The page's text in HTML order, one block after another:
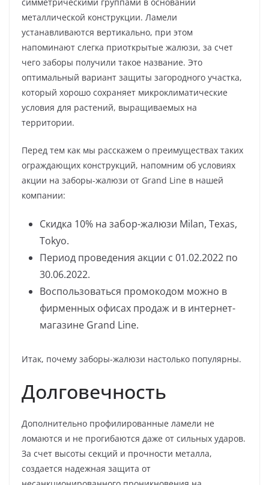
металлической конструкции. Ламели
устанавливаются вертикально, при этом
напоминают слегка приоткрытые жалюзи, за счет
чего заборы получили такое название. Это
оптимальный вариант защиты загородного участка,
который хорошо сохраняет микроклиматические
условия для растений, выращиваемых на
территории.
Перед тем как мы расскажем о преимуществах таких
ограждающих конструкций, напомним об условиях
акции на заборы-жалюзи от Grand Line в нашей
компании:
Скидка 10% на забор-жалюзи Milan, Texas,
Tokyo.
Период проведения акции с 01.02.2022 по
30.06.2022.
Воспользоваться промокодом можно в
фирменных офисах продаж и в интернет-
магазине Grand Line.
Итак, почему заборы-жалюзи настолько популярны.
Долговечность
Дополнительно профилированные ламели не
ломаются и не прогибаются даже от сильных ударов.
За счет высоты секций и прочности металла,
создается надежная защита от